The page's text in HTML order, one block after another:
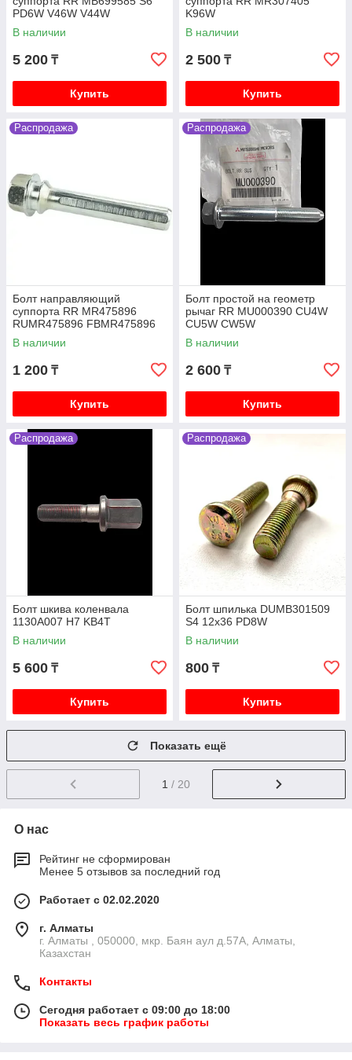
PD6W V46W V44W
В наличии
5 200 ₸
Купить
K96W
В наличии
2 500 ₸
Купить
Распродажа
Болт направляющий
суппорта RR MR475896
RUMR475896 FBMR475896
0474-CYUPF V75W V93W
В наличии
1 200 ₸
Купить
Распродажа
Болт простой на геометр
рычаг RR MU000390 CU4W
CU5W CW5W
В наличии
2 600 ₸
Купить
Распродажа
Болт шкива коленвала
1130A007 H7 KB4T
В наличии
5 600 ₸
Купить
Распродажа
Болт шпилька DUMB301509
S4 12x36 PD8W
В наличии
800 ₸
Купить
Показать ещё
1 / 20
О нас
Рейтинг не сформирован
Менее 5 отзывов за последний год
Работает с 02.02.2020
г. Алматы
г. Алматы , 050000, мкр. Баян аул д.57А, Алматы,
Казахстан
Контакты
Сегодня работает с 09:00 до 18:00
Показать весь график работы